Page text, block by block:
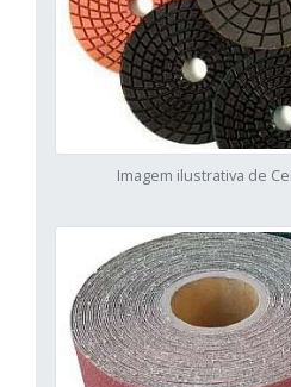
Imagem ilustrativa de